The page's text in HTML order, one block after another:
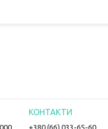
+380 (66) 033-65-60